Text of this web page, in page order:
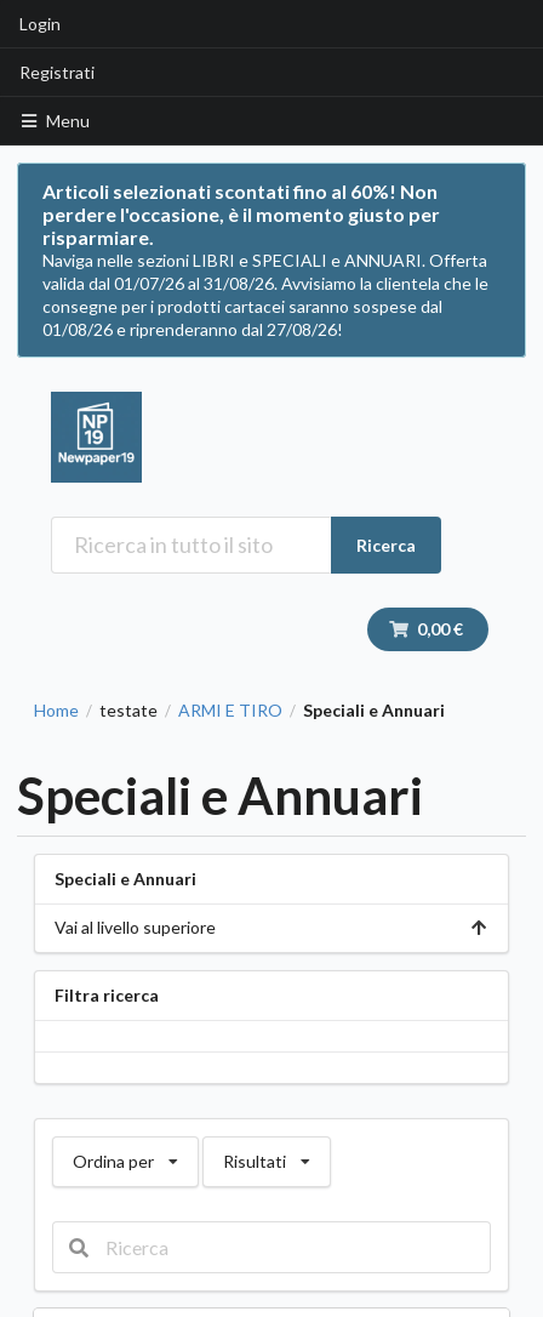
Login
Registrati
Menu
Articoli selezionati scontati fino al 60%! Non
perdere l'occasione, è il momento giusto per
risparmiare.
Naviga nelle sezioni LIBRI e SPECIALI e ANNUARI. Offerta
valida dal 01/07/26 al 31/08/26. Avvisiamo la clientela che le
consegne per i prodotti cartacei saranno sospese dal
01/08/26 e riprenderanno dal 27/08/26!
Ricerca
0,00 €
Home / testate / ARMI E TIRO / Speciali e Annuari
Speciali e Annuari
Speciali e Annuari
Vai al livello superiore
Filtra ricerca
Ordina per Risultati